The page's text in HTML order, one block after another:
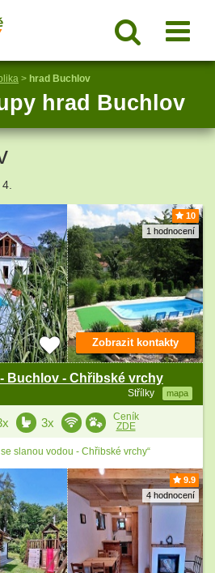
> hrad Buchlov
hrad Buchlov
10
1 hodnocení
Buchlov - Chřibské vrchy
Střílky mapa
Zobrazit kontakty
3x
Ceník
ZDE
slanou vodou - Chřibské vrchy“
9.9
4 hodnocení